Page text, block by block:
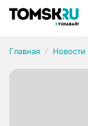
Главная Новости